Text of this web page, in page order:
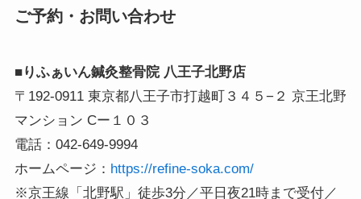
ご予約・お問い合わせ
■りふぁいん鍼灸整骨院 八王子北野店
〒192-0911 東京都八王子市打越町３４５−２ 京王北野
マンション Cー１０３
電話：042-649-9994
ホームページ： https://refine-soka.com/
※京王線「北野駅」徒歩3分／平日夜21時まで受付／